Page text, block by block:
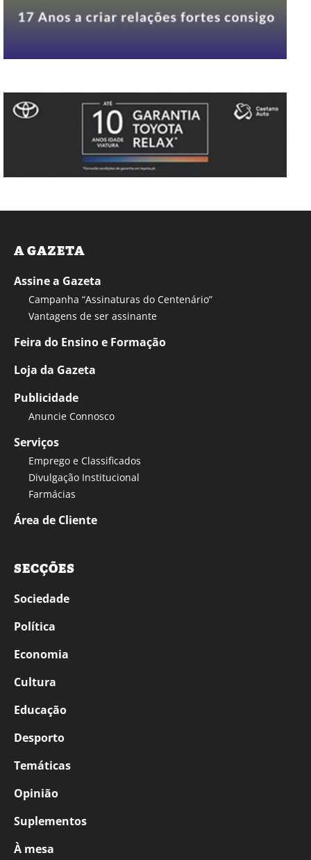
A GAZETA
Assine a Gazeta
Campanha “Assinaturas do Centenário”
Vantagens de ser assinante
Feira do Ensino e Formação
Loja da Gazeta
Publicidade
Anuncie Connosco
Serviços
Emprego e Classificados
Divulgação Institucional
Farmácias
Área de Cliente
SECÇÕES
Sociedade
Política
Economia
Cultura
Educação
Desporto
Temáticas
Opinião
Suplementos
À mesa